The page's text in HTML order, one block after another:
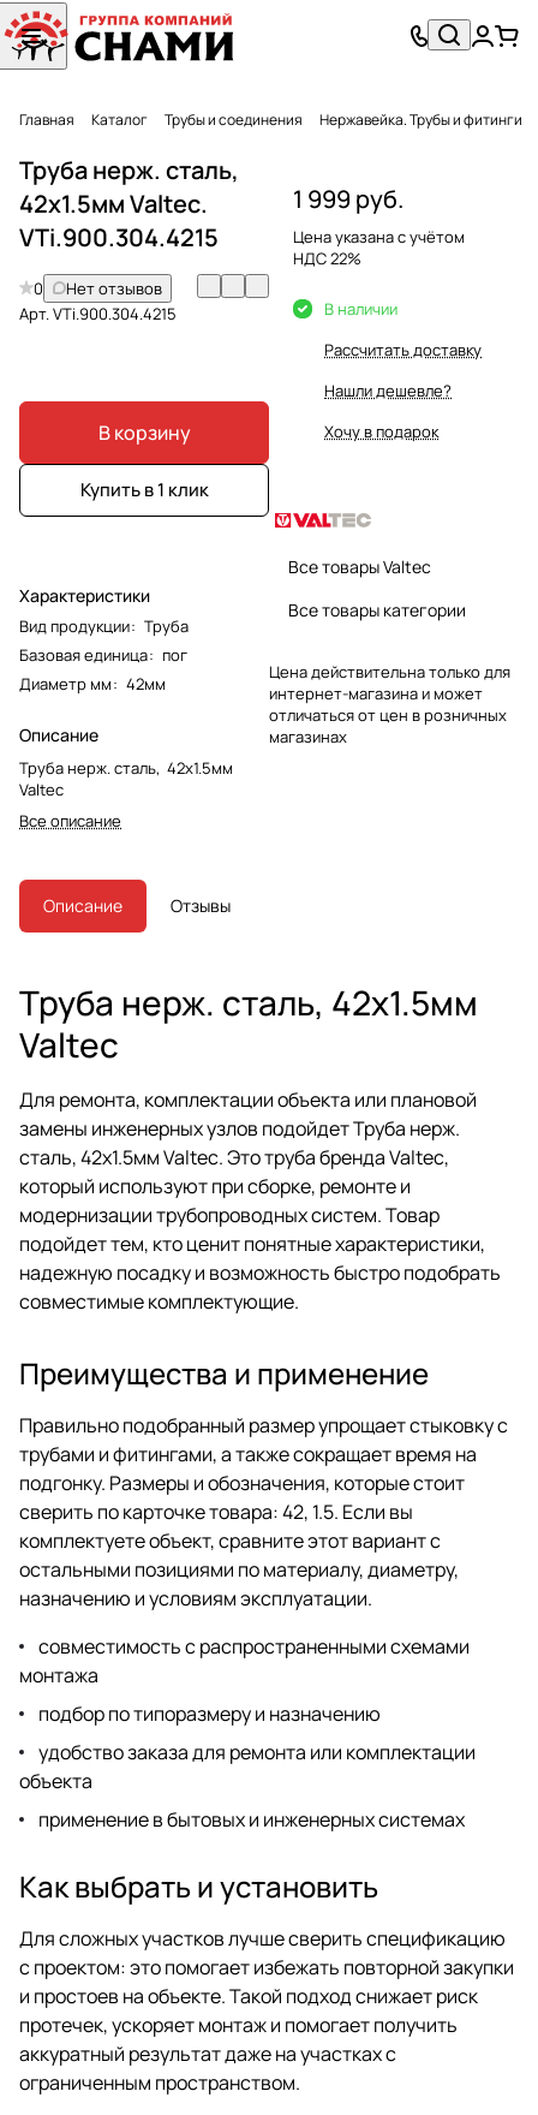
Главная Каталог Трубы и соединения Нержавейка. Трубы и фитинги
Труба нерж. сталь,
42х1.5мм Valtec.
VTi.900.304.4215
0
Нет отзывов
Арт.VTi.900.304.4215
В корзину
Купить в 1 клик
Характеристики
Вид продукции: Труба
Базовая единица: пог
Диаметр мм: 42мм
Описание
Труба нерж. сталь, 42х1.5мм
Valtec
Все описание
1 999 руб.
Цена указана с учётом
НДС 22%
В наличии
Рассчитать доставку
Нашли дешевле?
Хочу в подарок
Все товары Valtec
Все товары категории
Цена действительна только для
интернет-магазина и может
отличаться от цен в розничных
магазинах
Описание Отзывы
Труба нерж. сталь, 42х1.5мм
Valtec
Для ремонта, комплектации объекта или плановой
замены инженерных узлов подойдет Труба нерж.
сталь, 42х1.5мм Valtec. Это труба бренда Valtec,
который используют при сборке, ремонте и
модернизации трубопроводных систем. Товар
подойдет тем, кто ценит понятные характеристики,
надежную посадку и возможность быстро подобрать
совместимые комплектующие.
Преимущества и применение
Правильно подобранный размер упрощает стыковку с
трубами и фитингами, а также сокращает время на
подгонку. Размеры и обозначения, которые стоит
сверить по карточке товара: 42, 1.5. Если вы
комплектуете объект, сравните этот вариант с
остальными позициями по материалу, диаметру,
назначению и условиям эксплуатации.
совместимость с распространенными схемами
монтажа
подбор по типоразмеру и назначению
удобство заказа для ремонта или комплектации
объекта
применение в бытовых и инженерных системах
Как выбрать и установить
Для сложных участков лучше сверить спецификацию
с проектом: это помогает избежать повторной закупки
и простоев на объекте. Такой подход снижает риск
протечек, ускоряет монтаж и помогает получить
аккуратный результат даже на участках с
ограниченным пространством.